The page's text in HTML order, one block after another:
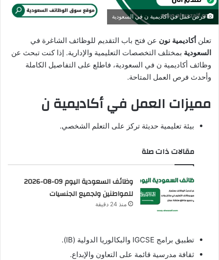
ك
ت
و
ن
ي
ا
فرص عمل في أكاديمية ن في السعودية
تعلن أكاديمية نون عن فتح باب التقديم للوظائف الشاغرة في
السعودية بمختلف التخصصات التعليمية والإدارية. إذا كنت تبحث عن
وظائف أكاديمية ن في السعودية، فاطلع على التفاصيل الكاملة
وأحدث فرص العمل المتاحة.
مميزات العمل في أكاديمية ن
بيئة تعليمية حديثة تركز على التعلم الشخصي.
مقالات ذات صلة
وظائف السعودية اليوم 09-08-2026
للمواطنين ولجميع الجنسيات
منذ 24 دقيقة
تطبيق برامج IGCSE والبكالوريا الدولية (IB).
ثقافة مدرسية قائمة على التعاون والإبداع.